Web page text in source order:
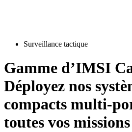
Surveillance tactique
Gamme d’IMSI
Déployez nos
compacts multi-
toutes vos missions